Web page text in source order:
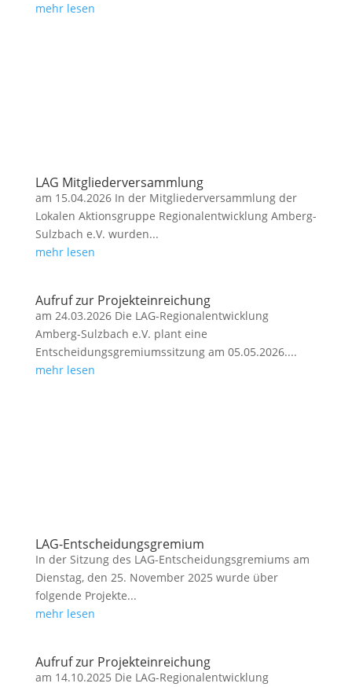
mehr lesen
LAG Mitgliederversammlung
am 15.04.2026 In der Mitgliederversammlung der
Lokalen Aktionsgruppe Regionalentwicklung Amberg-
Sulzbach e.V. wurden...
mehr lesen
Aufruf zur Projekteinreichung
am 24.03.2026 Die LAG-Regionalentwicklung
Amberg-Sulzbach e.V. plant eine
Entscheidungsgremiumssitzung am 05.05.2026....
mehr lesen
LAG-Entscheidungsgremium
In der Sitzung des LAG-Entscheidungsgremiums am
Dienstag, den 25. November 2025 wurde über
folgende Projekte...
mehr lesen
Aufruf zur Projekteinreichung
am 14.10.2025 Die LAG-Regionalentwicklung